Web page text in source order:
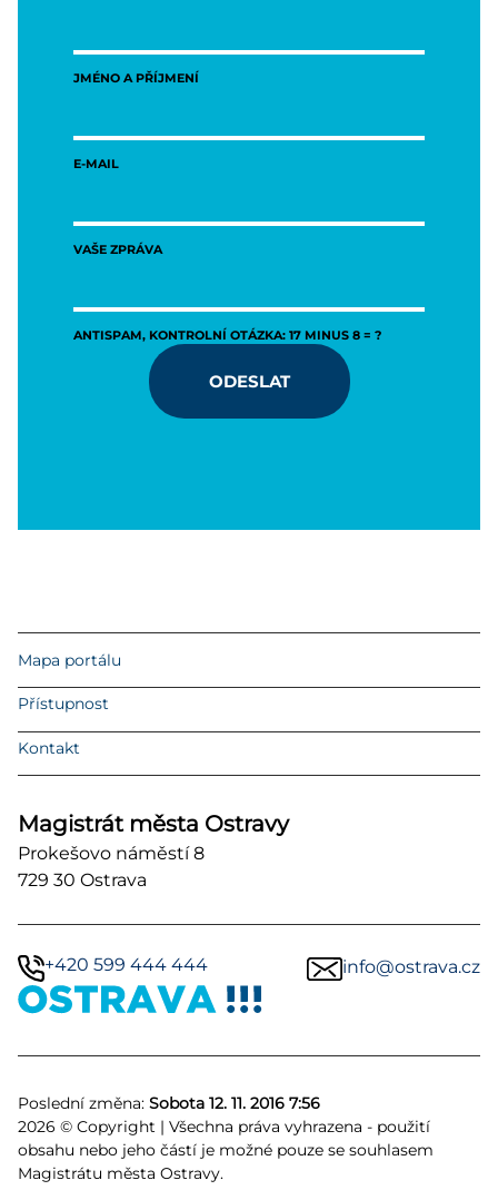
JMÉNO A PŘÍJMENÍ
E-MAIL
VAŠE ZPRÁVA
ANTISPAM, KONTROLNÍ OTÁZKA: 17 MINUS 8 = ?
ODESLAT
Mapa portálu
Přístupnost
Kontakt
Magistrát města Ostravy
Prokešovo náměstí 8
729 30 Ostrava
+420 599 444 444 info@ostrava.cz
Poslední změna: Sobota 12. 11. 2016 7:56
2026 © Copyright | Všechna práva vyhrazena - použití
obsahu nebo jeho částí je možné pouze se souhlasem
Magistrátu města Ostravy.